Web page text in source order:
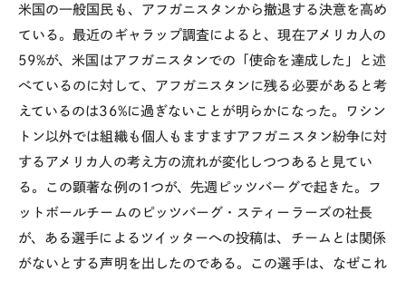
米国の一般国民も、アフガニスタンから撤退する決意を高め
ている。最近のギャラップ調査によると、現在アメリカ人の
59%が、米国はアフガニスタンでの「使命を達成した」と述
べているのに対して、アフガニスタンに残る必要があると考
えているのは36%に過ぎないことが明らかになった。ワシン
トン以外では組織も個人もますますアフガニスタン紛争に対
するアメリカ人の考え方の流れが変化しつつあると見てい
る。この顕著な例の1つが、先週ピッツバーグで起きた。フ
ットボールチームのピッツバーグ・スティーラーズの社長
が、ある選手によるツイッターへの投稿は、チームとは関係
がないとする声明を出したのである。この選手は、なぜこれ